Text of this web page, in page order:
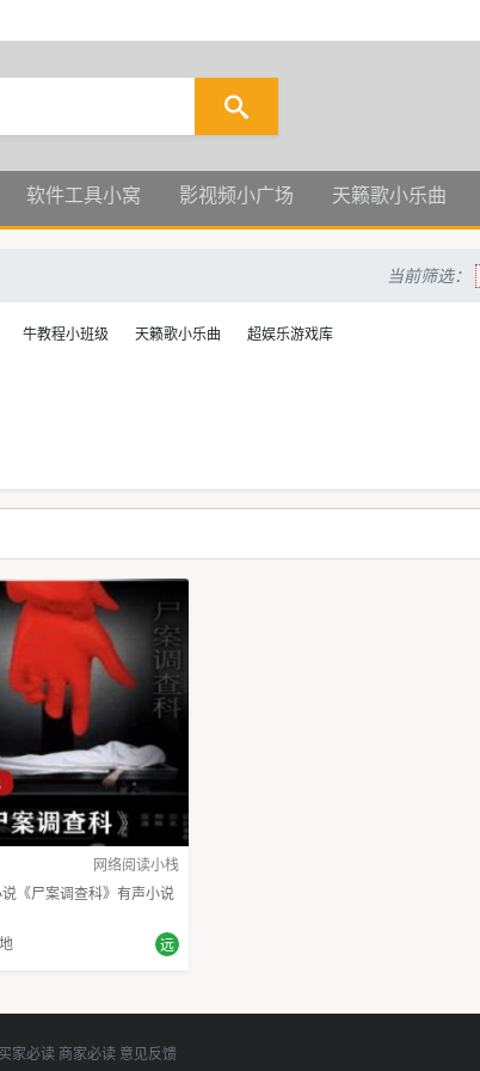
软件工具小窝 影视频小广场 天籁歌小乐曲
当前筛选：
牛教程小班级 天籁歌小乐曲 超娱乐游戏库
网络阅读小栈
《尸案调查科》有声小说
远
买家必读 商家必读 意见反馈